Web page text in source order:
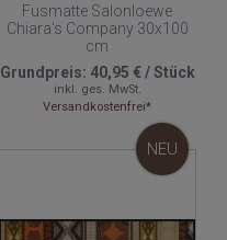
Fusmatte Salonloewe
Chiara's Company 30x100
cm
Grundpreis: 40,95 €/Stück
inkl. ges. MwSt.
Versandkostenfrei*
NEU